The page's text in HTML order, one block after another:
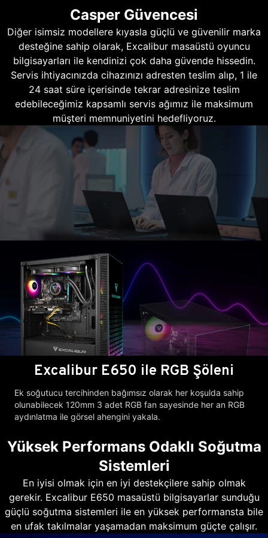
Casper Güvencesi
Diğer isimsiz modellere kıyasla güçlü ve güvenilir marka
desteğine sahip olarak, Excalibur masaüstü oyuncu
bilgisayarları ile kendinizi çok daha güvende hissedin.
Servis ihtiyacınızda cihazınızı adresten teslim alıp, 1 ile
24 saat süre içerisinde tekrar adresinize teslim
edebileceğimiz kapsamlı servis ağımız ile maksimum
müşteri memnuniyetini hedefliyoruz.
Excalibur E650 ile RGB Şöleni
Ek soğutucu tercihinden bağımsız olarak her koşulda sahip
olunabilecek 120mm 3 adet RGB fan sayesinde her an RGB
aydınlatma ile görsel ahengini yakala.
Yüksek Performans Odaklı Soğutma
Sistemleri
En iyisi olmak için en iyi destekçilere sahip olmak
gerekir. Excalibur E650 masaüstü bilgisayarlar sunduğu
güçlü soğutma sistemleri ile en yüksek performansta bile
en ufak takılmalar yaşamadan maksimum güçte çalışır.